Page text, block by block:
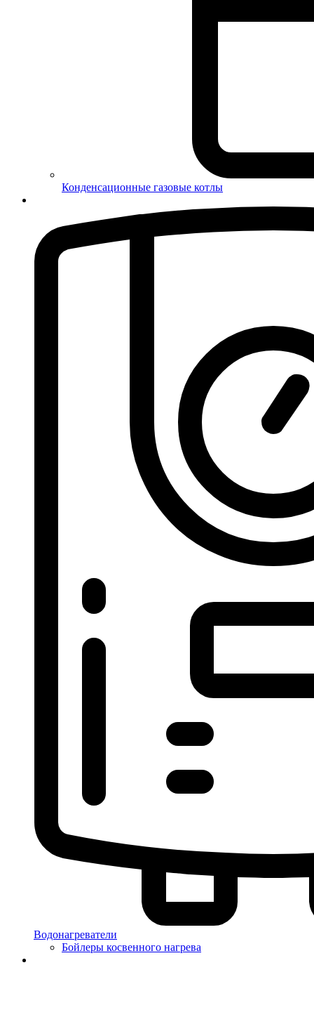
Конденсационные газовые котлы
Водонагреватели
Бойлеры косвенного нагрева